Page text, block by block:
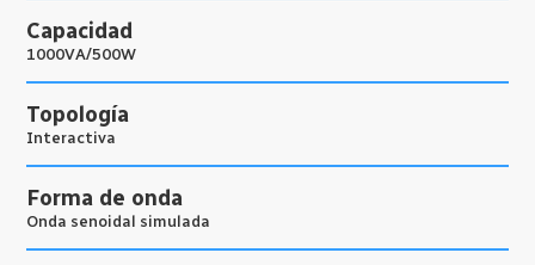
Capacidad
1000VA/500W
Topología
Interactiva
Forma de onda
Onda senoidal simulada